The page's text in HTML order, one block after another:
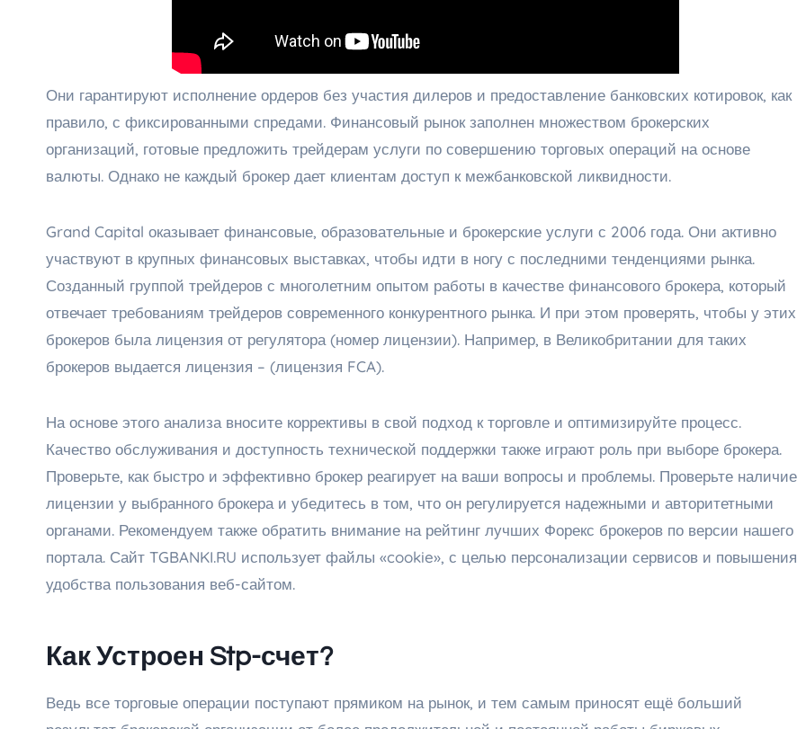
Они гарантируют исполнение ордеров без участия дилеров и предоставление банковских котировок, как
правило, с фиксированными спредами. Финансовый рынок заполнен множеством брокерских
организаций, готовые предложить трейдерам услуги по совершению торговых операций на основе
валюты. Однако не каждый брокер дает клиентам доступ к межбанковской ликвидности.
Grand Capital оказывает финансовые, образовательные и брокерские услуги с 2006 года. Они активно
участвуют в крупных финансовых выставках, чтобы идти в ногу с последними тенденциями рынка.
Созданный группой трейдеров с многолетним опытом работы в качестве финансового брокера, который
отвечает требованиям трейдеров современного конкурентного рынка. И при этом проверять, чтобы у этих
брокеров была лицензия от регулятора (номер лицензии). Например, в Великобритании для таких
брокеров выдается лицензия – (лицензия FCA).
На основе этого анализа вносите коррективы в свой подход к торговле и оптимизируйте процесс.
Качество обслуживания и доступность технической поддержки также играют роль при выборе брокера.
Проверьте, как быстро и эффективно брокер реагирует на ваши вопросы и проблемы. Проверьте наличие
лицензии у выбранного брокера и убедитесь в том, что он регулируется надежными и авторитетными
органами. Рекомендуем также обратить внимание на рейтинг лучших Форекс брокеров по версии нашего
портала. Сайт TGBANKI.RU использует файлы «cookie», с целью персонализации сервисов и повышения
удобства пользования веб-сайтом.
Как Устроен Stp-счет?
Ведь все торговые операции поступают прямиком на рынок, и тем самым приносят ещё больший